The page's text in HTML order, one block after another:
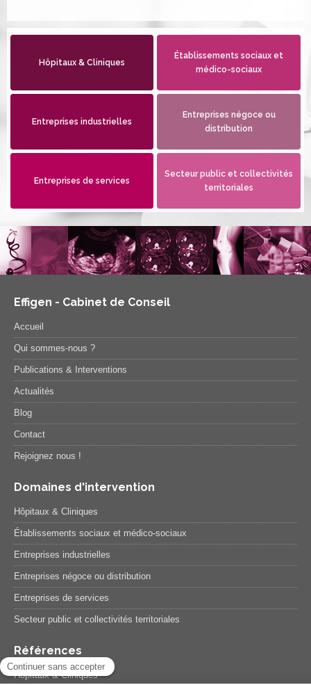
Hôpitaux & Cliniques
Établissements sociaux et
médico-sociaux
Entreprises industrielles
Entreprises négoce ou
distribution
Entreprises de services
Secteur public et collectivités
territoriales
Effigen - Cabinet de Conseil
Accueil
Qui sommes-nous ?
Publications & Interventions
Actualités
Blog
Contact
Rejoignez nous !
Domaines d'intervention
Hôpitaux & Cliniques
Établissements sociaux et médico-sociaux
Entreprises industrielles
Entreprises négoce ou distribution
Entreprises de services
Secteur public et collectivités territoriales
Références
Hôpitaux & Cliniques